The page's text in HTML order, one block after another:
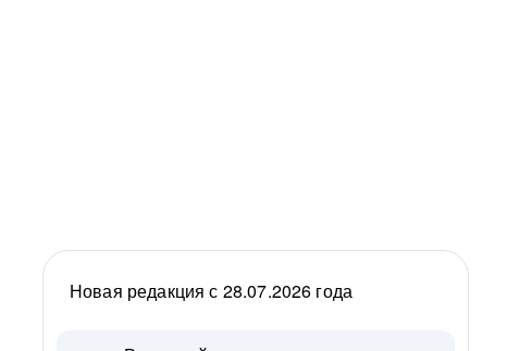
Новая редакция с 28.07.2026 года